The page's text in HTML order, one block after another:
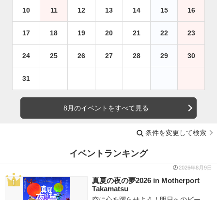
10 11 12 13 14 15 16
17 18 19 20 21 22 23
24 25 26 27 28 29 30
31
8月のイベントをすべて見る
条件を変更して検索
イベントランキング
2026年8月9日
真夏の夜の夢2026 in Motherport
Takamatsu